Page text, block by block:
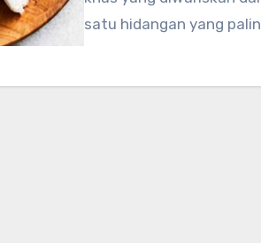
satu hidangan yang